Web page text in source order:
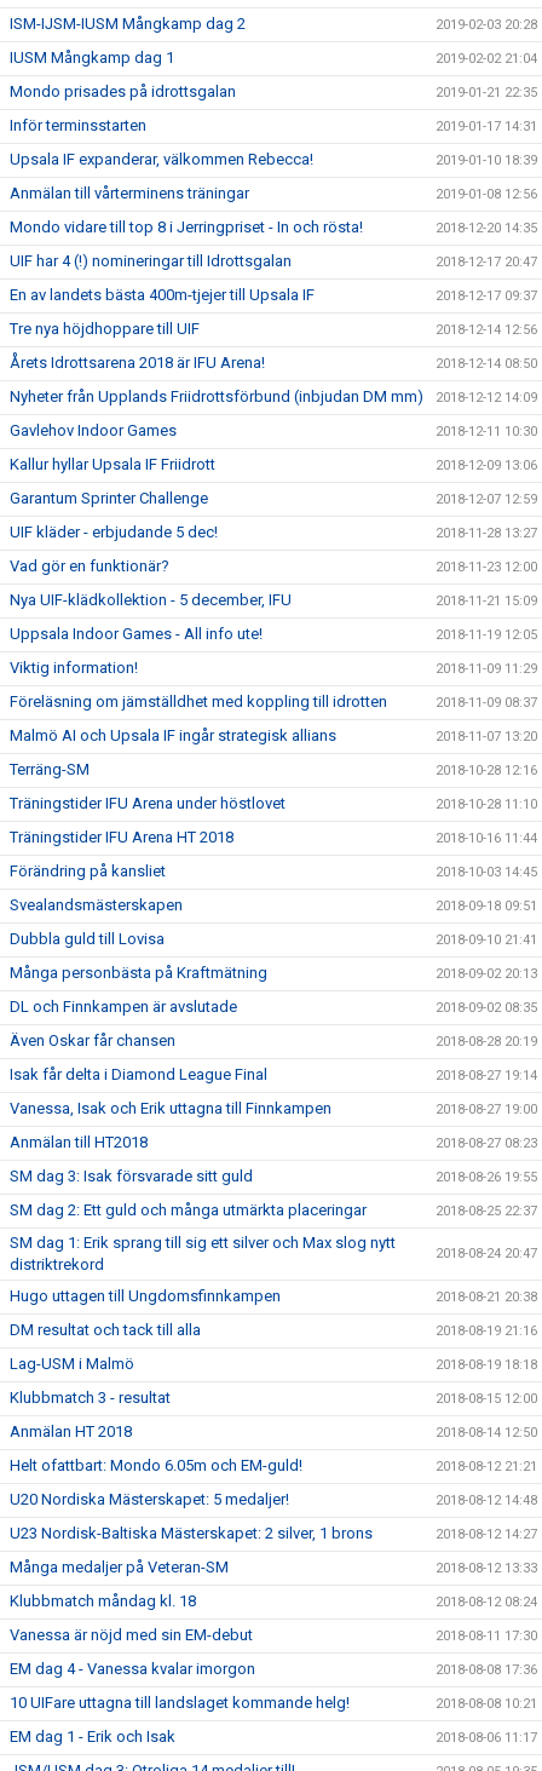
ISM-IJSM-IUSM Mångkamp dag 2 2019-02-03 20:28
IUSM Mångkamp dag 1 2019-02-02 21:04
Mondo prisades på idrottsgalan 2019-01-21 22:35
Inför terminsstarten 2019-01-17 14:31
Upsala IF expanderar, välkommen Rebecca! 2019-01-10 18:39
Anmälan till vårterminens träningar 2019-01-08 12:56
Mondo vidare till top 8 i Jerringpriset - In och rösta! 2018-12-20 14:35
UIF har 4 (!) nomineringar till Idrottsgalan 2018-12-17 20:47
En av landets bästa 400m-tjejer till Upsala IF 2018-12-17 09:37
Tre nya höjdhoppare till UIF 2018-12-14 12:56
Årets Idrottsarena 2018 är IFU Arena! 2018-12-14 08:50
Nyheter från Upplands Friidrottsförbund (inbjudan DM mm) 2018-12-12 14:09
Gavlehov Indoor Games 2018-12-11 10:30
Kallur hyllar Upsala IF Friidrott 2018-12-09 13:06
Garantum Sprinter Challenge 2018-12-07 12:59
UIF kläder - erbjudande 5 dec! 2018-11-28 13:27
Vad gör en funktionär? 2018-11-23 12:00
Nya UIF-klädkollektion - 5 december, IFU 2018-11-21 15:09
Uppsala Indoor Games - All info ute! 2018-11-19 12:05
Viktig information! 2018-11-09 11:29
Föreläsning om jämställdhet med koppling till idrotten 2018-11-09 08:37
Malmö AI och Upsala IF ingår strategisk allians 2018-11-07 13:20
Terräng-SM 2018-10-28 12:16
Träningstider IFU Arena under höstlovet 2018-10-28 11:10
Träningstider IFU Arena HT 2018 2018-10-16 11:44
Förändring på kansliet 2018-10-03 14:45
Svealandsmästerskapen 2018-09-18 09:51
Dubbla guld till Lovisa 2018-09-10 21:41
Många personbästa på Kraftmätning 2018-09-02 20:13
DL och Finnkampen är avslutade 2018-09-02 08:35
Även Oskar får chansen 2018-08-28 20:19
Isak får delta i Diamond League Final 2018-08-27 19:14
Vanessa, Isak och Erik uttagna till Finnkampen 2018-08-27 19:00
Anmälan till HT2018 2018-08-27 08:23
SM dag 3: Isak försvarade sitt guld 2018-08-26 19:55
SM dag 2: Ett guld och många utmärkta placeringar 2018-08-25 22:37
SM dag 1: Erik sprang till sig ett silver och Max slog nytt
distriktrekord
2018-08-24 20:47
Hugo uttagen till Ungdomsfinnkampen 2018-08-21 20:38
DM resultat och tack till alla 2018-08-19 21:16
Lag-USM i Malmö 2018-08-19 18:18
Klubbmatch 3 - resultat 2018-08-15 12:00
Anmälan HT 2018 2018-08-14 12:50
Helt ofattbart: Mondo 6.05m och EM-guld! 2018-08-12 21:21
U20 Nordiska Mästerskapet: 5 medaljer! 2018-08-12 14:48
U23 Nordisk-Baltiska Mästerskapet: 2 silver, 1 brons 2018-08-12 14:27
Många medaljer på Veteran-SM 2018-08-12 13:33
Klubbmatch måndag kl. 18 2018-08-12 08:24
Vanessa är nöjd med sin EM-debut 2018-08-11 17:30
EM dag 4 - Vanessa kvalar imorgon 2018-08-08 17:36
10 UIFare uttagna till landslaget kommande helg! 2018-08-08 10:21
EM dag 1 - Erik och Isak 2018-08-06 11:17